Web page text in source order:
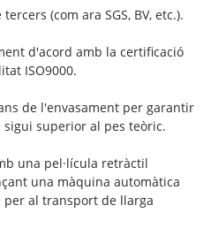
(com ara SGS, BV, etc.).
d'acord amb la certificació
ISO9000.
de l'envasament per garantir
superior al pes teòric.
una pel·lícula retràctil
una màquina automàtica
al transport de llarga